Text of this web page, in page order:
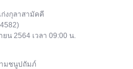
ก่งกุลาสามัคคี
ยน 2564 เวลา 09:00 น.
ามชนูปถัมภ์